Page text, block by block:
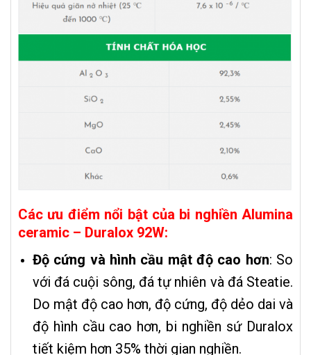
Các ưu điểm nổi bật của bi nghiền Alumina
ceramic – Duralox 92W:
Độ cứng và hình cầu mật độ cao hơn: So
với đá cuội sông, đá tự nhiên và đá Steatie.
Do mật độ cao hơn, độ cứng, độ dẻo dai và
độ hình cầu cao hơn, bi nghiền sứ Duralox
tiết kiệm hơn 35% thời gian nghiền.